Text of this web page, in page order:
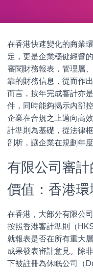
在香港快速變化的商業環
定，更是企業穩健經營
審閱財務報表，管理層
靠的財務信息，從而作
而言，按年完成審計亦
件，同時能夠揭示內部
企業在合規之上邁向高
計準則為基礎，從法律
剖析，讓企業在規劃年
有限公司審
價值：香港
在香港，大部分有限公
按照香港審計準則（
就報表是否在所有重大
成果發表審計意見。除
下被註冊為休眠公司（